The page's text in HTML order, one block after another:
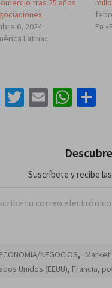
6, 2024
Latina»
En
Facebook
Twitter
Email
Suscríbete y recibe
ECONOMIA/NEGOCIOS,
Unidos (EEUU), Francia,